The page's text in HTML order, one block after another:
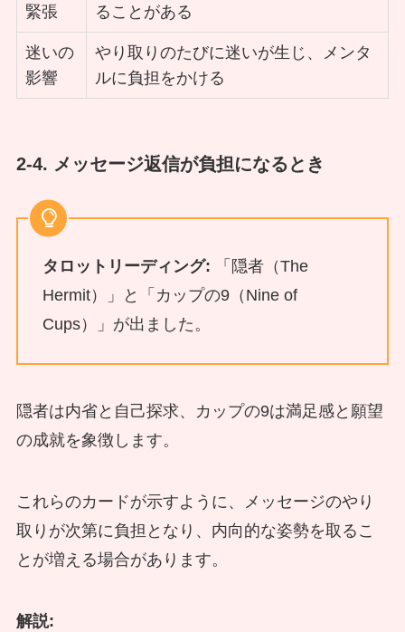
緊張
ることがある
迷いの
影響
やり取りのたびに迷いが生じ、メンタ
ルに負担をかける
2-4. メッセージ返信が負担になるとき
タロットリーディング: 「隠者（The
Hermit）」と「カップの9（Nine of
Cups）」が出ました。
隠者は内省と自己探求、カップの9は満足感と願望
の成就を象徴します。
これらのカードが示すように、メッセージのやり
取りが次第に負担となり、内向的な姿勢を取るこ
とが増える場合があります。
解説: